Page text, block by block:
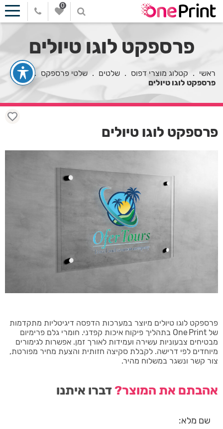
0
פרספקט לוגו טיולים
ראשי . קטלוג מוצרי דפוס . שלטים . שלטי פרספקס .
פרספקט לוגו טיולים
פרספקט לוגו טיולים מיוצר במערכות הדפסה דיגיטליות מתקדמות
של One Print בתהליך פיקוח איכות קפדני. חומרי גלם פרימיום
מבטיחים צבעוניות עשירה ועמידות לאורך זמן. אפשרות לגימורים
מיוחדים לפי דרישה. לקבלת סקיצה חזותית והצעת מחיר מפורטת,
צור קשר ונשגר במשלוח מהיר.
אהבתם את המוצר?דברו איתנו
פרספקט לוגו טיולים